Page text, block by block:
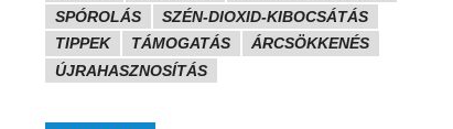
SPÓROLÁS
SZÉN-DIOXID-KIBOCSÁTÁS
TIPPEK
TÁMOGATÁS
ÁRCSÖKKENÉS
ÚJRAHASZNOSÍTÁS